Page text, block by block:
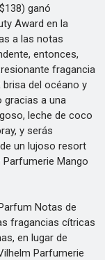
ganó
Award en la
a las notas
entonces,
fragancia
del océano y
gracias a una
leche de coco
y serás
un lujoso resort
Mango
Notas de
fragancias cítricas
en lugar de
Parfumerie